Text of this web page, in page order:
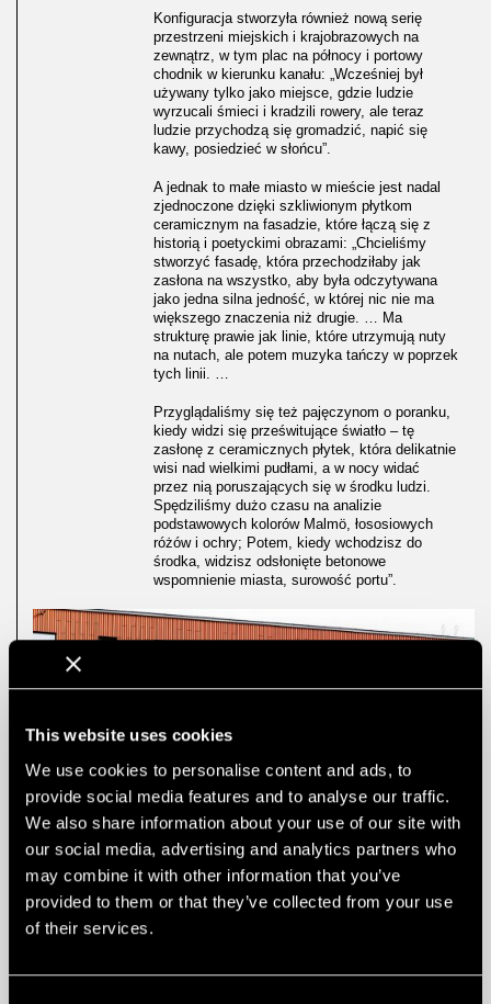
This website uses cookies
We use cookies to personalise content and ads, to
provide social media features and to analyse our traffic.
We also share information about your use of our site with
our social media, advertising and analytics partners who
may combine it with other information that you’ve
provided to them or that they’ve collected from your use
of their services.
Konfiguracja stworzyła również nową serię
przestrzeni miejskich i krajobrazowych na
zewnątrz, w tym plac na północy i portowy
chodnik w kierunku kanału: „Wcześniej był
używany tylko jako miejsce, gdzie ludzie
wyrzucali śmieci i kradzili rowery, ale teraz
ludzie przychodzą się gromadzić, napić się
kawy, posiedzieć w słońcu”.
A jednak to małe miasto w mieście jest nadal
zjednoczone dzięki szkliwionym płytkom
ceramicznym na fasadzie, które łączą się z
historią i poetyckimi obrazami: „Chcieliśmy
stworzyć fasadę, która przechodziłaby jak
zasłona na wszystko, aby była odczytywana
jako jedna silna jedność, w której nic nie ma
większego znaczenia niż drugie. … Ma
strukturę prawie jak linie, które utrzymują nuty
na nutach, ale potem muzyka tańczy w poprzek
tych linii. …
Przyglądaliśmy się też pajęczynom o poranku,
kiedy widzi się prześwitujące światło – tę
zasłonę z ceramicznych płytek, która delikatnie
wisi nad wielkimi pudłami, a w nocy widać
przez nią poruszających się w środku ludzi.
Spędziliśmy dużo czasu na analizie
podstawowych kolorów Malmö, łososiowych
różów i ochry; Potem, kiedy wchodzisz do
środka, widzisz odsłonięte betonowe
wspomnienie miasta, surowość portu”.